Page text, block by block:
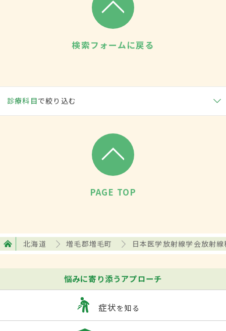
検索フォームに戻る
診療科目で絞り込む
PAGE TOP
北海道 増毛郡増毛町 日本医学放射線学会放射
悩みに寄り添うアプローチ
症状を知る